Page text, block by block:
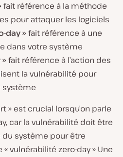
fait référence à la méthode
pour attaquer les logiciels
day »fait référence à une
dans votre système
fait référence à l’action des
la vulnérabilité pour
système
» est crucial lorsqu’on parle
car la vulnérabilité doit être
système pour être
vulnérabilité zero-day » Une